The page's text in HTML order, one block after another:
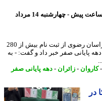
32 ساعت پیش - چهارشنبه 14 مرداد
سخنگوی جمعیت خدمتگزاران زائران پیاده خراسان رضوی از ثبت نام بیش از 280
دهه پایانی صفر خبر داد و گفت: - به
- زائران- دهه پایانی صفر